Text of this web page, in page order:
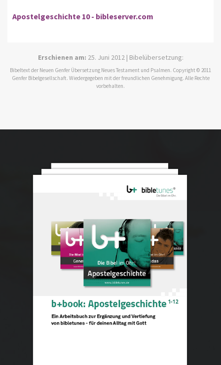
Apostelgeschichte 10 - bibleserver.com
Erschienen am: 25. Juni 2012 | Bibelübersetzung:
Bibeltext der Neuen Genfer Übersetzung Neues Testament und Psalmen. Copyright © 2011
Genfer Bibelgesellschaft. Wiedergegeben mit der freundlichen Genehmigung. Alle Rechte
vorbehalten.